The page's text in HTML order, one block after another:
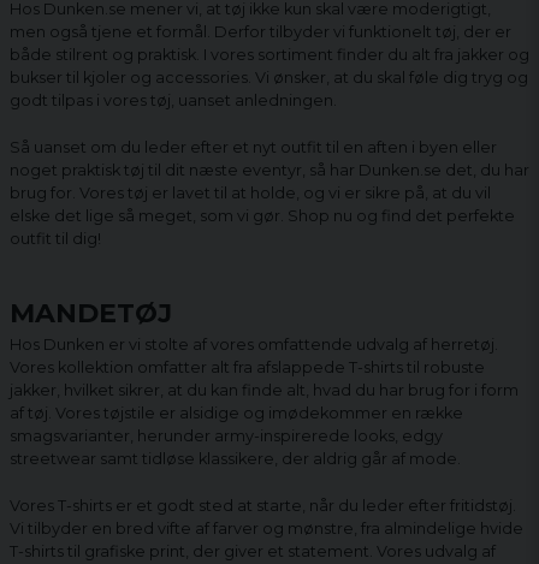
Hos Dunken.se mener vi, at tøj ikke kun skal være moderigtigt,
men også tjene et formål. Derfor tilbyder vi funktionelt tøj, der er
både stilrent og praktisk. I vores sortiment finder du alt fra jakker og
bukser til kjoler og accessories. Vi ønsker, at du skal føle dig tryg og
godt tilpas i vores tøj, uanset anledningen.
Så uanset om du leder efter et nyt outfit til en aften i byen eller
noget praktisk tøj til dit næste eventyr, så har Dunken.se det, du har
brug for. Vores tøj er lavet til at holde, og vi er sikre på, at du vil
elske det lige så meget, som vi gør. Shop nu og find det perfekte
outfit til dig!
MANDETØJ
Hos Dunken er vi stolte af vores omfattende udvalg af herretøj.
Vores kollektion omfatter alt fra afslappede T-shirts til robuste
jakker, hvilket sikrer, at du kan finde alt, hvad du har brug for i form
af tøj. Vores tøjstile er alsidige og imødekommer en række
smagsvarianter, herunder army-inspirerede looks, edgy
streetwear samt tidløse klassikere, der aldrig går af mode.
Vores T-shirts er et godt sted at starte, når du leder efter fritidstøj.
Vi tilbyder en bred vifte af farver og mønstre, fra almindelige hvide
T-shirts til grafiske print, der giver et statement. Vores udvalg af